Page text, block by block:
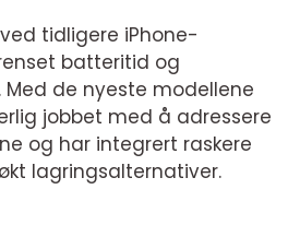
tidligere iPhone-
batteritid og
de nyeste modellene
jobbet med å adressere
og har integrert raskere
lagringsalternativer.